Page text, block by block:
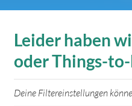
Leider haben
oder Things-
Deine Filtereinstellungen